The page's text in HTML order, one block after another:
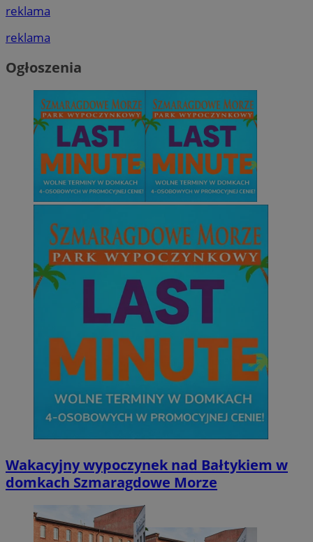
reklama
reklama
Ogłoszenia
Wakacyjny wypoczynek nad Bałtykiem w
domkach Szmaragdowe Morze